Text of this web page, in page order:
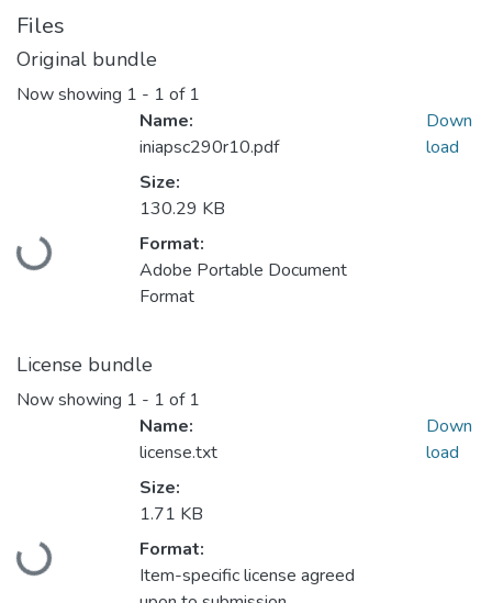
Files
Original bundle
Now showing 1 - 1 of 1
Loading...
Name:
iniapsc290r10.pdf
Size:
130.29 KB
Format:
Adobe Portable Document
Format
Down
load
License bundle
Now showing 1 - 1 of 1
Loading...
Name:
license.txt
Size:
1.71 KB
Format:
Item-specific license agreed
Down
load